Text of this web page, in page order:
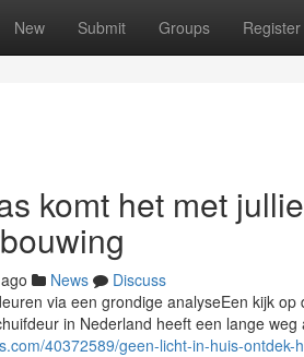
New Submit Groups Register
komt het met
News
Discuss
via een grondige analyseEen kijk
in Nederland heeft een lange
40372589/geen-licht-in-huis-